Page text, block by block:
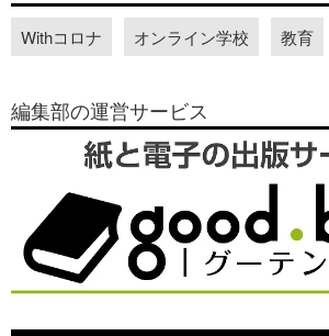
Withコロナ オンライン学校 教育
編集部の運営サービス